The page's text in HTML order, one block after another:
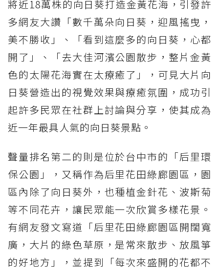
將近18萬株的向日葵打造金黃花海，引發許
多網友大讚「數千萬朵向日葵，迎風搖曳，
美不勝收」、「看到這麼多的向日葵，心都
開了」、「去大佳河濱公園散步，整片金黃
色的太陽花海實在太療癒了」，可見大片向
日葵營造出的視覺效果與療癒氛圍，成功引
起許多民眾在社群上討論與分享，使其成為
近一年最具人氣的向日葵景點。
聲量排名第二的則是位於台中市的「后里環
保公園」，又稱作為后里花田綠廊園區，園
區內除了向日葵外，也種植金針花、波斯菊
等不同花卉，讓民眾能一次欣賞多樣花景。
有網友發文寫道「后里花田綠廊園區開闊寬
廣，大片的綠色草原，是常來散步、放風箏
的好地方」，並提到「每次來盛開的花都不